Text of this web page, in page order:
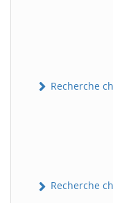
Recherche
Recherche